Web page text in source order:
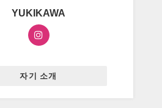
YUKIKAWA
자기 소개